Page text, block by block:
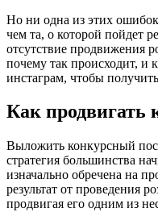
Но ни одна из этих ошибок
чем та, о которой пойдет
отсутствие продвижения
почему так происходит, и
инстаграм, чтобы
Как продвигать
Выложить конкурсный
стратегия большинства
изначально обречена на
результат от проведения
продвигая его одним из